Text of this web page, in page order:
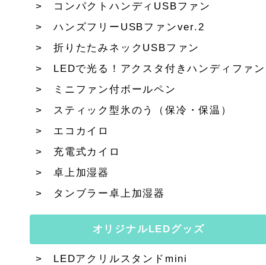
コンパクトハンディUSBファン
ハンズフリーUSBファンver.2
折りたたみネックUSBファン
LEDで光る！アクスタ付きハンディファン
ミニファン付ボールペン
スティック型氷のう（保冷・保温）
エコカイロ
充電式カイロ
卓上加湿器
タンブラー卓上加湿器
オリジナルLEDグッズ
LEDアクリルスタンドmini